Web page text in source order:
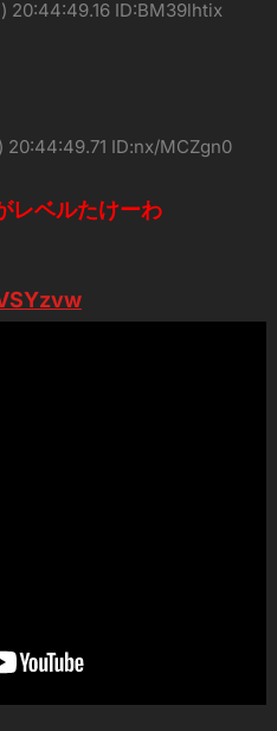
20:44:49.16 ID:BM39lhtix
20:44:49.71 ID:nx/MCZgn0
レベルたけーわ